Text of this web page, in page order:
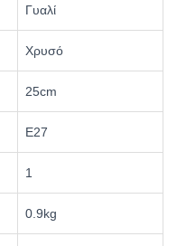
Γυαλί
Χρυσό
25cm
Ε27
1
0.9kg